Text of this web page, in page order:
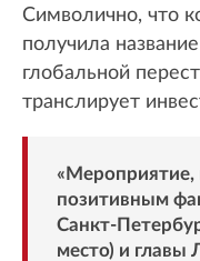
Символично, что
получила
глобальной
транслирует
«Мероприятие,
позитивным
Санкт-
место) и главы